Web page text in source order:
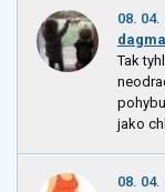
08. 04.
Tak
jako
08. 04.